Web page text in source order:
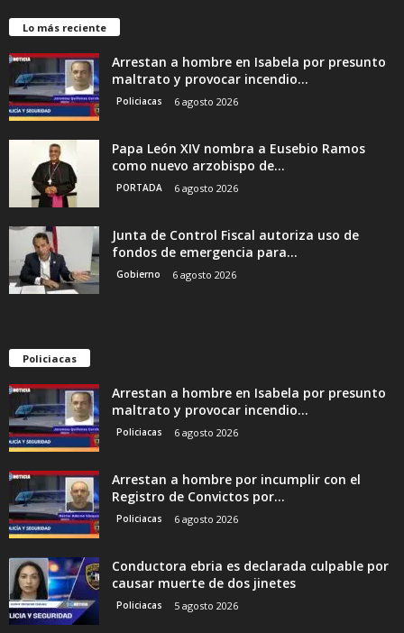
Lo más reciente
Arrestan a hombre en Isabela por presunto
maltrato y provocar incendio...
Policiacas 6 agosto 2026
Papa León XIV nombra a Eusebio Ramos
como nuevo arzobispo de...
PORTADA 6 agosto 2026
Junta de Control Fiscal autoriza uso de
fondos de emergencia para...
Gobierno 6 agosto 2026
Policiacas
Arrestan a hombre en Isabela por presunto
maltrato y provocar incendio...
Policiacas 6 agosto 2026
Arrestan a hombre por incumplir con el
Registro de Convictos por...
Policiacas 6 agosto 2026
Conductora ebria es declarada culpable por
causar muerte de dos jinetes
Policiacas 5 agosto 2026